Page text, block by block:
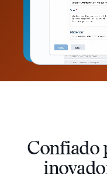
Confiado
0